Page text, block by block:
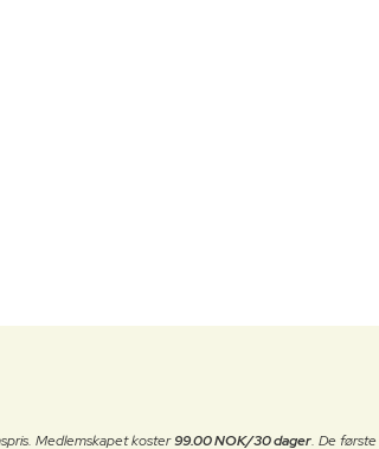
Medlemskapet koster99.00 NOK/30 dager. De